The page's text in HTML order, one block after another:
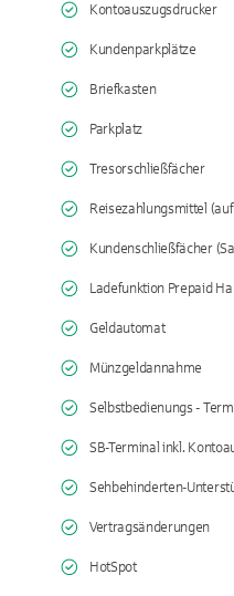
Kontoauszugsdrucker
Kundenparkplätze
Briefkasten
Parkplatz
Tresorschließfächer
Reisezahlungsmittel
Kundenschließfächer
Ladefunktion Prepaid
Geldautomat
Münzgeldannahme
Selbstbedienungs -
SB-Terminal inkl.
Sehbehinderten-
Vertragsänderungen
HotSpot